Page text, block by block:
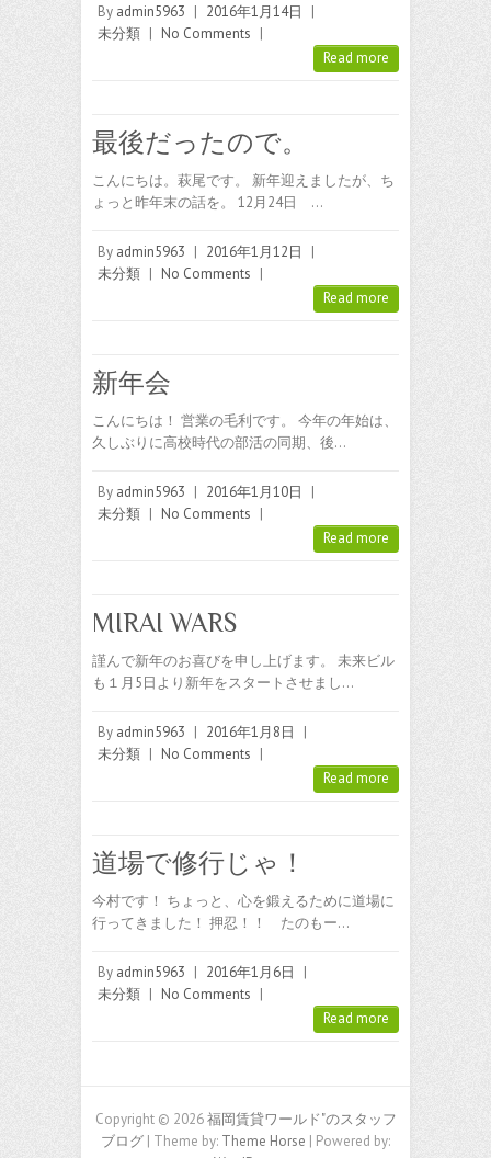
By admin5963 | 2016年1月14日
|
未分類 | No Comments |
Read more
最後だったので。
こんにちは。萩尾です。 新年迎えましたが、ち
ょっと昨年末の話を。 12月24日 …
By admin5963 | 2016年1月12日
|
未分類 | No Comments |
Read more
新年会
こんにちは！ 営業の毛利です。 今年の年始は、
久しぶりに高校時代の部活の同期、後…
By admin5963 | 2016年1月10日
|
未分類 | No Comments |
Read more
MIRAI WARS
謹んで新年のお喜びを申し上げます。 未来ビル
も１月5日より新年をスタートさせまし…
By admin5963 | 2016年1月8日
|
未分類 | No Comments |
Read more
道場で修行じゃ！
今村です！ ちょっと、心を鍛えるために道場に
行ってきました！ 押忍！！ たのもー…
By admin5963 | 2016年1月6日
|
未分類 | No Comments |
Read more
Copyright © 2026福岡賃貸ワールド"のスタッフ
ブログ | Theme by: Theme Horse | Powered by: